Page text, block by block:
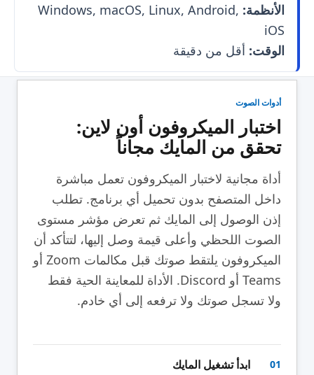
الأنظمة: Windows, macOS, Linux, Android,
iOS
الوقت: أقل من دقيقة
أدوات الصوت
اختبار الميكروفون أون لاين:
تحقق من المايك مجاناً
أداة مجانية لاختبار الميكروفون تعمل مباشرة
داخل المتصفح بدون تحميل أي برنامج. تطلب
إذن الوصول إلى المايك ثم تعرض مؤشر مستوى
الصوت اللحظي وأعلى قيمة وصل إليها، لتتأكد أن
الميكروفون يلتقط صوتك قبل مكالمات Zoom أو
Teams أو Discord. الأداة للمعاينة الحية فقط
ولا تسجل صوتك ولا ترفعه إلى أي خادم.
01 ابدأ تشغيل المايك